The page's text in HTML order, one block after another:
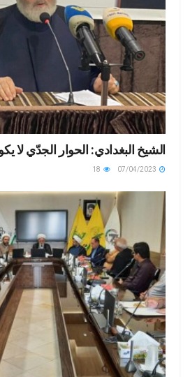
الشيخ البغدادي: الحوار الجدّي